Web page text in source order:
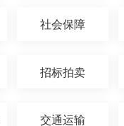
社会保障
招标拍卖
交通运输